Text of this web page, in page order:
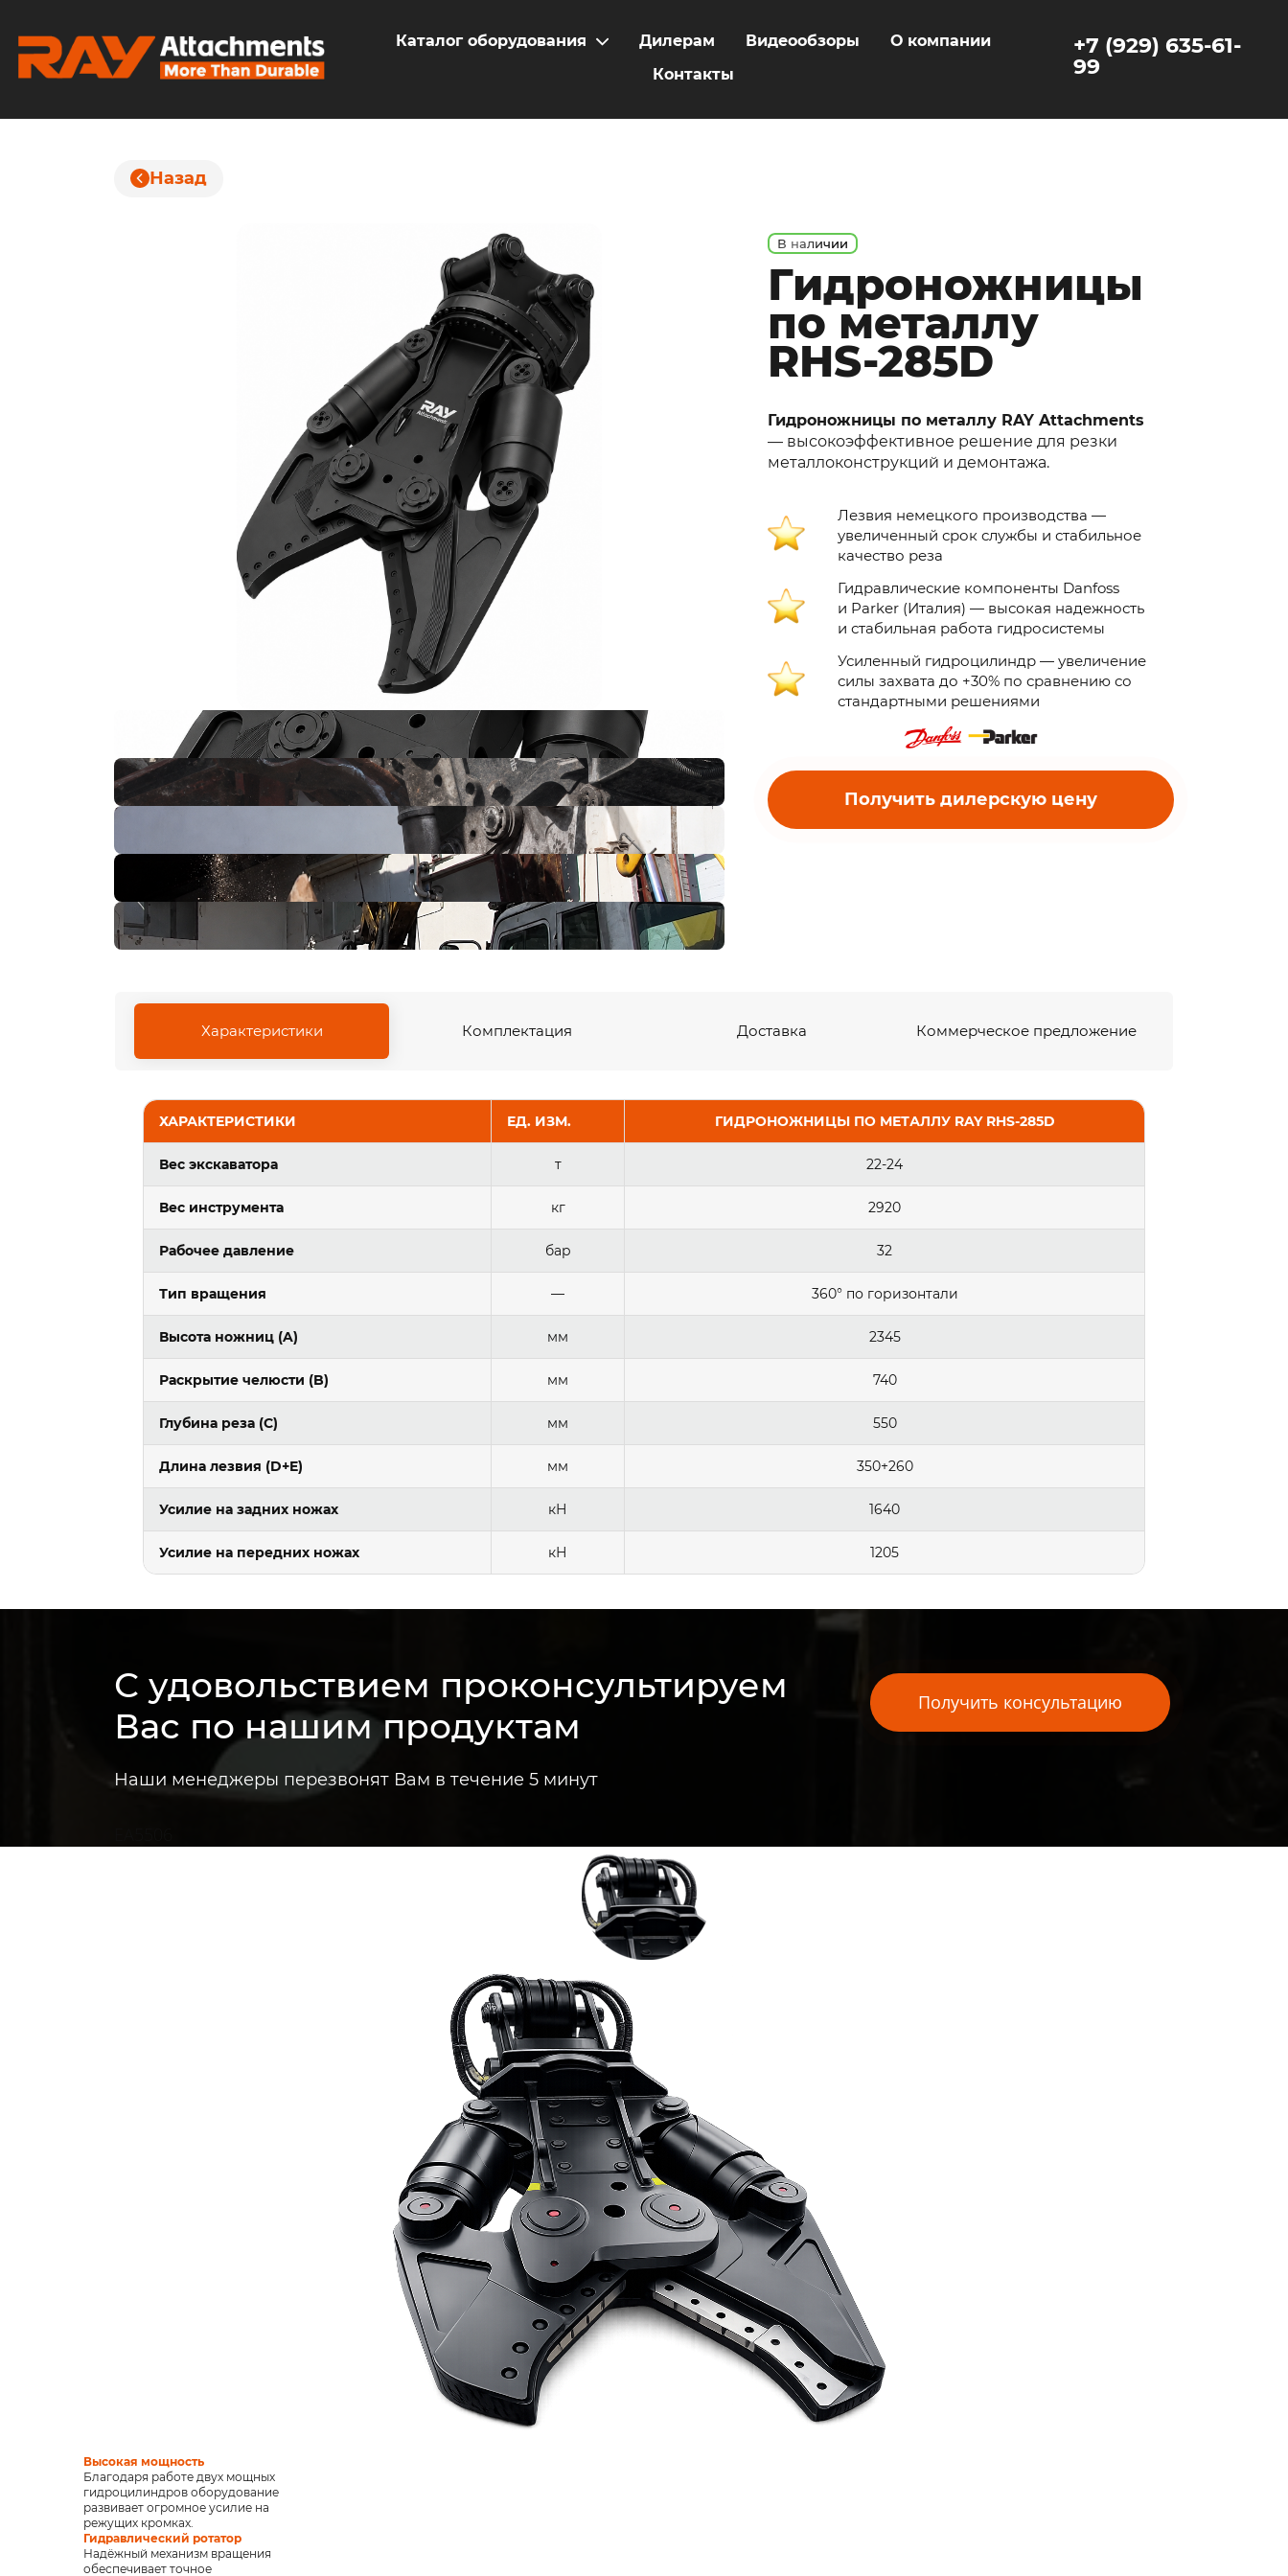
Каталог оборудования Дилерам Видеообзоры
О компании
Контакты
+7 (929) 635-61-
99
Назад
В наличии
Гидроножницы
по металлу
RHS-285D
Гидроножницы по металлу RAY Attachments
— высокоэффективное решение для резки
металлоконструкций и демонтажа.
Лезвия немецкого производства —
увеличенный срок службы и стабильное
качество реза
Гидравлические компоненты Danfoss
и Parker (Италия) — высокая надежность
и стабильная работа гидросистемы
Усиленный гидроцилиндр — увеличение
силы захвата до +30% по сравнению со
стандартными решениями
Получить дилерскую цену
Характеристики Комплектация Доставка Коммерческое предложение
ХАРАКТЕРИСТИКИ ЕД. ИЗМ. ГИДРОНОЖНИЦЫ ПО МЕТАЛЛУ RAY RHS-285D
Вес экскаватора т 22-24
Вес инструмента кг 2920
Рабочее давление бар 32
Тип вращения — 360° по горизонтали
Высота ножниц (A) мм 2345
Раскрытие челюсти (B) мм 740
Глубина реза (C) мм 550
Длина лезвия (D+E) мм 350+260
Усилие на задних ножах кН 1640
Усилие на передних ножах кН 1205
С удовольствием проконсультируем
Вас по нашим продуктам
Наши менеджеры перезвонят Вам в течение 5 минут
Получить консультацию
Высокая мощность
Благодаря работе двух мощных
гидроцилиндров оборудование
развивает огромное усилие на
режущих кромках.
Гидравлический ротатор
Надёжный механизм вращения
обеспечивает точное